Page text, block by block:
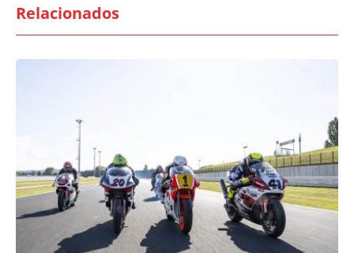
Relacionados